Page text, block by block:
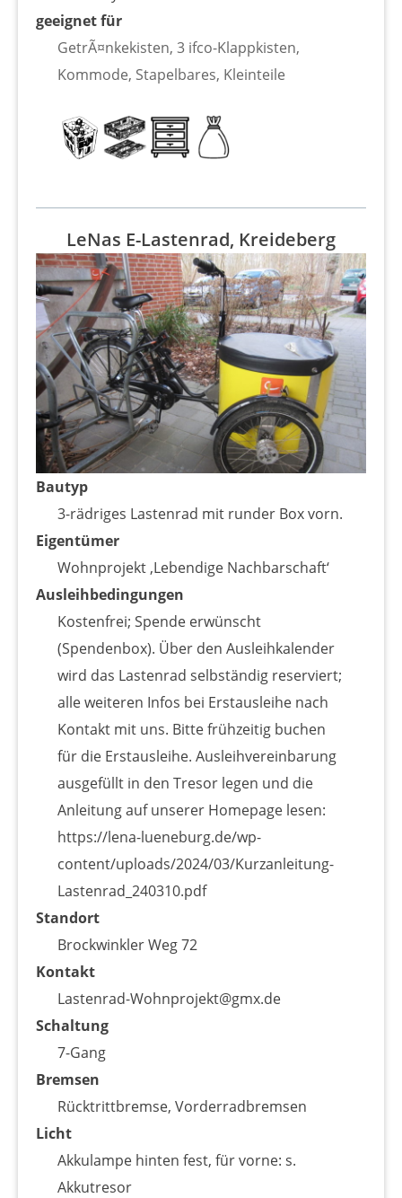
geeignet für
GetrÃ¤nkekisten, 3 ifco-Klappkisten,
Kommode, Stapelbares, Kleinteile
LeNas E-Lastenrad, Kreideberg
Bautyp
3-rädriges Lastenrad mit runder Box vorn.
Eigentümer
Wohnprojekt ‚Lebendige Nachbarschaft‘
Ausleihbedingungen
Kostenfrei; Spende erwünscht
(Spendenbox). Über den Ausleihkalender
wird das Lastenrad selbständig reserviert;
alle weiteren Infos bei Erstausleihe nach
Kontakt mit uns. Bitte frühzeitig buchen
für die Erstausleihe. Ausleihvereinbarung
ausgefüllt in den Tresor legen und die
Anleitung auf unserer Homepage lesen:
https://lena-lueneburg.de/wp-
content/uploads/2024/03/Kurzanleitung-
Lastenrad_240310.pdf
Standort
Brockwinkler Weg 72
Kontakt
Lastenrad-Wohnprojekt@gmx.de
Schaltung
7-Gang
Bremsen
Rücktrittbremse, Vorderradbremsen
Licht
Akkulampe hinten fest, für vorne: s.
Akkutresor